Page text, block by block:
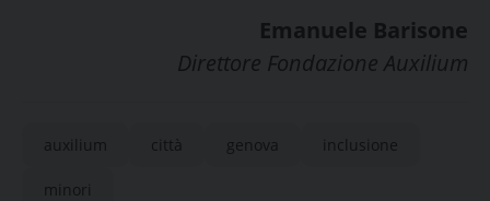
Emanuele Barisone
Direttore Fondazione Auxilium
auxilium città genova inclusione
minori